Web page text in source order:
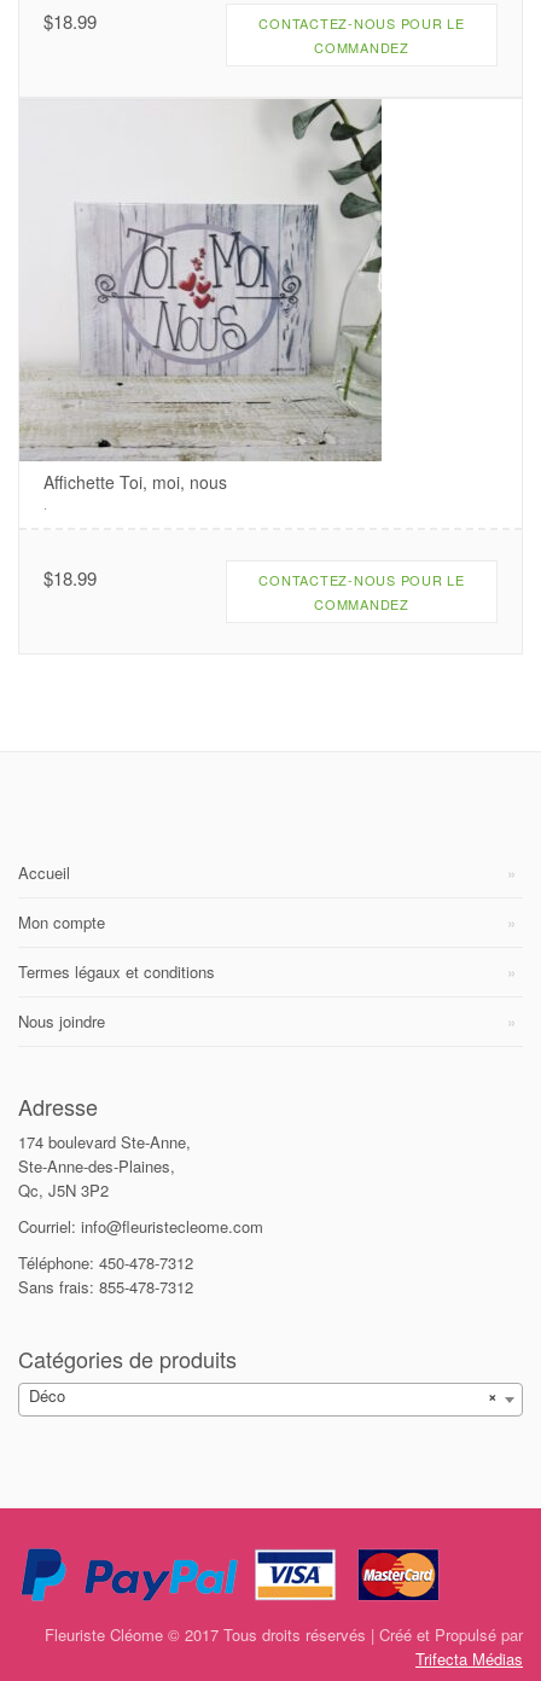
$18.99
CONTACTEZ-NOUS POUR LE
COMMANDEZ
Affichette Toi, moi, nous
$18.99
CONTACTEZ-NOUS POUR LE
COMMANDEZ
Accueil
Mon compte
Termes légaux et conditions
Nous joindre
Adresse
174 boulevard Ste-Anne,
Ste-Anne-des-Plaines,
Qc, J5N 3P2
Courriel: info@fleuristecleome.com
Téléphone: 450-478-7312
Sans frais: 855-478-7312
Catégories de produits
×
Déco
Fleuriste Cléome © 2017 Tous droits réservés | Créé et Propulsé par
Trifecta Médias